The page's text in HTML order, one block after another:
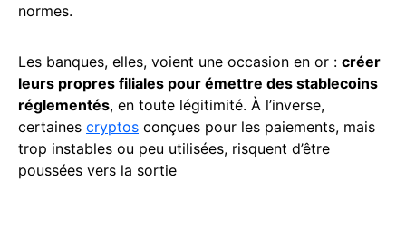
normes.
Les banques, elles, voient une occasion en or : créer
leurs propres filiales pour émettre des stablecoins
réglementés, en toute légitimité. À l’inverse,
certaines cryptos conçues pour les paiements, mais
trop instables ou peu utilisées, risquent d’être
poussées vers la sortie